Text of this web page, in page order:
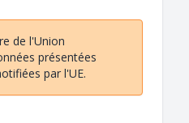
de l'Union
présentées
par l'UE.